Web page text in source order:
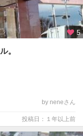
5
。
by neneさん
投稿日：１年以上前